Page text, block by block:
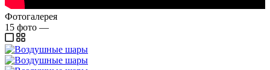
Фотогалерея
15 фото —